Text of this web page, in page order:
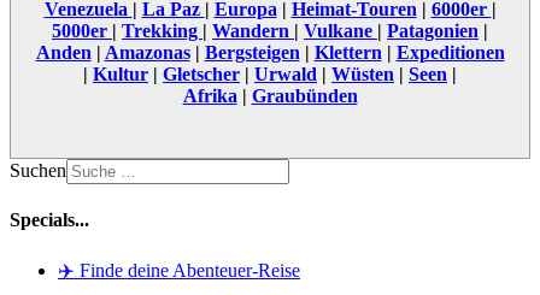
Venezuela | La Paz | Europa | Heimat-Touren | 6000er |
5000er | Trekking | Wandern | Vulkane | Patagonien |
Anden | Amazonas| Bergsteigen | Klettern | Expeditionen
| Kultur | Gletscher | Urwald | Wüsten | Seen |
Afrika | Graubünden
Suchen
Specials...
✈️ Finde deine Abenteuer-Reise